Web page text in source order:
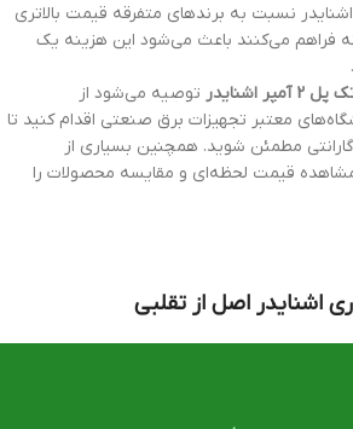
نسبت به برندهای متفرقه قیمت بالاتری
که فراهم می‌کنند باعث می‌شود این هزینه یک
اشنایدر
توصیه می‌شود از
معتبر تجهیزات برق صنعتی اقدام کنید تا
مطمئن شوید. همچنین بسیاری از
مشاهده قیمت لحظه‌ای و مقایسه محصولات را
اشنایدر اصل از تقلبی